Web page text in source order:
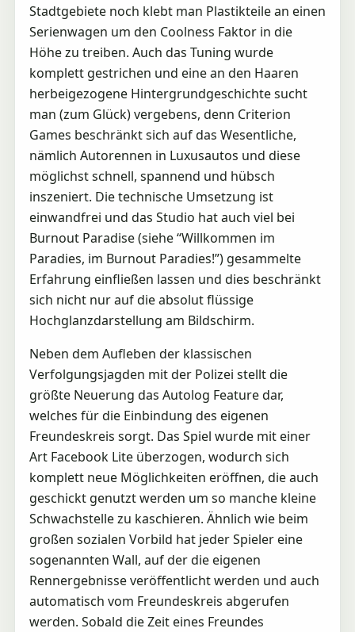
Stadtgebiete noch klebt man Plastikteile an einen
Serienwagen um den Coolness Faktor in die
Höhe zu treiben. Auch das Tuning wurde
komplett gestrichen und eine an den Haaren
herbeigezogene Hintergrundgeschichte sucht
man (zum Glück) vergebens, denn Criterion
Games beschränkt sich auf das Wesentliche,
nämlich Autorennen in Luxusautos und diese
möglichst schnell, spannend und hübsch
inszeniert. Die technische Umsetzung ist
einwandfrei und das Studio hat auch viel bei
Burnout Paradise (siehe “Willkommen im
Paradies, im Burnout Paradies!”) gesammelte
Erfahrung einfließen lassen und dies beschränkt
sich nicht nur auf die absolut flüssige
Hochglanzdarstellung am Bildschirm.
Neben dem Aufleben der klassischen
Verfolgungsjagden mit der Polizei stellt die
größte Neuerung das Autolog Feature dar,
welches für die Einbindung des eigenen
Freundeskreis sorgt. Das Spiel wurde mit einer
Art Facebook Lite überzogen, wodurch sich
komplett neue Möglichkeiten eröffnen, die auch
geschickt genutzt werden um so manche kleine
Schwachstelle zu kaschieren. Ähnlich wie beim
großen sozialen Vorbild hat jeder Spieler eine
sogenannten Wall, auf der die eigenen
Rennergebnisse veröffentlicht werden und auch
automatisch vom Freundeskreis abgerufen
werden. Sobald die Zeit eines Freundes